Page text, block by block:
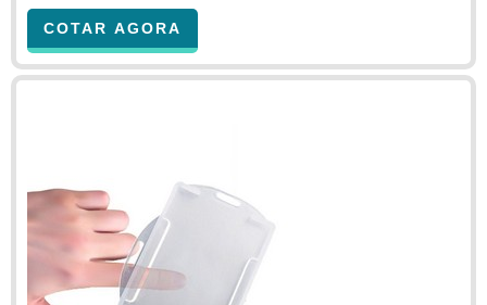
Quando a questão é porta crachá retrátil, com a
Paraná Cards o cliente poderá encontrar ótima
qualidade com assessoria técnica
COTAR AGORA